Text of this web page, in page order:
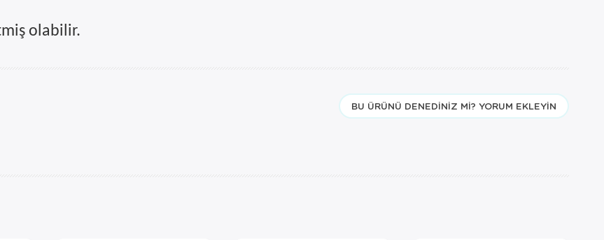
olabilir.
BU ÜRÜNÜ DENEDINIZ MI? YORUM EKLEYIN